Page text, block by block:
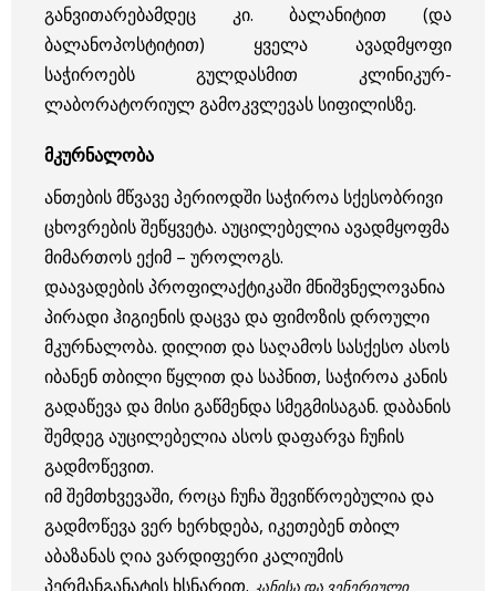
განვითარებამდეც კი. ბალანიტით (და
ბალანოპოსტიტით) ყველა ავადმყოფი
საჭიროებს გულდასმით კლინიკურ-
ლაბორატორიულ გამოკვლევას სიფილისზე.
მკურნალობა
ანთების მწვავე პერიოდში საჭიროა სქესობრივი
ცხოვრების შეწყვეტა. აუცილებელია ავადმყოფმა
მიმართოს ექიმ – უროლოგს.
დაავადების პროფილაქტიკაში მნიშვნელოვანია
პირადი ჰიგიენის დაცვა და ფიმოზის დროული
მკურნალობა. დილით და საღამოს სასქესო ასოს
იბანენ თბილი წყლით და საპნით, საჭიროა კანის
გადაწევა და მისი გაწმენდა სმეგმისაგან. დაბანის
შემდეგ აუცილებელია ასოს დაფარვა ჩუჩის
გადმოწევით.
იმ შემთხვევაში, როცა ჩუჩა შევიწროებულია და
გადმოწევა ვერ ხერხდება, იკეთებენ თბილ
აბაზანას ღია ვარდიფერი კალიუმის
პერმანგანატის ხსნარით. კანისა და ვენერიული